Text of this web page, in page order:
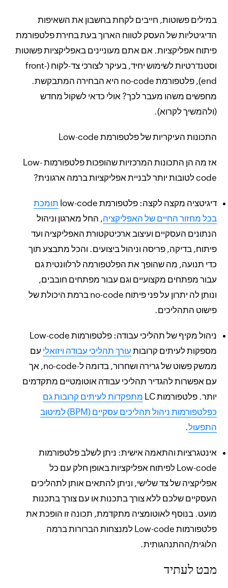
במילים פשוטות, חייבים לקחת בחשבון את השאיפות
הדיגיטליות של העסק לטווח הארוך בעת בחירת פלטפורמת
פיתוח אפליקציות. אם אתם מעוניינים באפליקציות פשוטות
וסטנדרטיות לשימוש יחיד, בעיקר לצורכי צד-לקוח (front-
end), פלטפורמת no-code היא הבחירה המתבקשת.
מחפשים משהו מעבר לכך? אולי כדאי לשקול מחדש
(ולהמשיך לקרוא).
התכונות העיקריות של פלטפורמת Low-code
אז מה הן התכונות המרכזיות שהופכות פלטפורמות Low-
code לטובות יותר לבניית אפליקציות ברמה ארגונית?
דיגיטציה מקצה לקצה: פלטפורמת low-code
תומכת
בכל מחזור החיים של האפליקציה, החל מארגון וניהול
הנתונים העסקיים ועיצוב ארכיטקטורת האפליקציה ועד
פיתוח, בדיקה, פריסה וניהול ביצועים. והכל מתבצע תוך
כדי תנועה, מה שהופך את הפלטפורמה לרלוונטית גם
עבור מפתחים מקצועיים וגם עבור מפתחים חובבים,
ונותן לה יתרון על פני פיתוח no-code ברמת היכולת של
פישוט התהליכים.
ניהול מקיף של תהליכי עבודה: פלטפורמות Low-code
מספקות לעיתים קרובות עורך תהליכי עבודה ויזואלי עם
ממשק פשוט של גרירה ושחרור, בדומה ל-no-code, אך
עם אפשרות להגדיר תהליכי עבודה אוטומטיים מתקדמים
יותר. פלטפורמות LC
מתפקדות לעיתים קרובות גם
כפלטפורמות ניהול תהליכים עסקיים (BPM) למיטוב
התפעול.
אינטגרציות והתאמה אישית: ניתן לשלב פלטפורמות
Low-code לפיתוח אפליקציות באופן חלק עם כל
אפליקציה של צד שלישי, וניתן להתאים אותן לתהליכים
העסקיים שלכם ללא צורך בתכנות או עם צורך בתכנות
מועט. בנוסף לאוטומציה מתקדמת, תכונה זו הופכת את
פלטפורמות Low-code למנצחות הברורות ברמה
הלוגית/ההתנהגותית.
מבט לעתיד